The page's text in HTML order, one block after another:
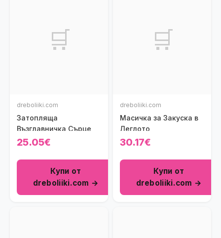
🛒
dreboliiki.com
Затопляща
Възглавничка Сърце
25.05€
Купи от
dreboliiki.com →
🛒
dreboliiki.com
Масичка за Закуска в
Леглото
30.17€
Купи от
dreboliiki.com →